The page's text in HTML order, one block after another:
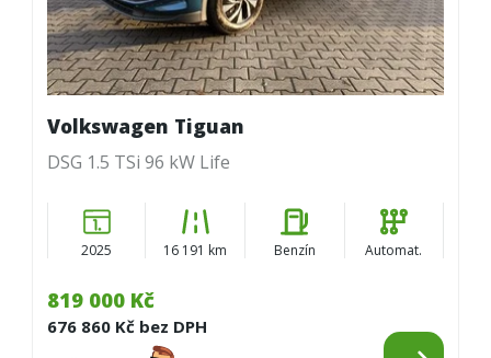
819 000 Kč
676 860 Kč bez DPH
Volkswagen Tiguan
DSG 1.5 TSi 96 kW Life
2025 16 191 km Benzín Automat.